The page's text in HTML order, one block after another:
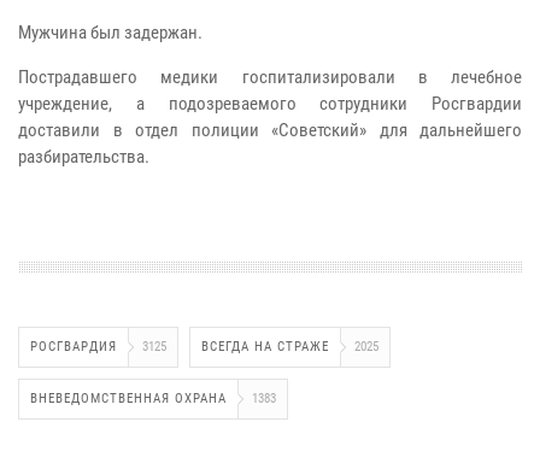
Мужчина был задержан.
Пострадавшего медики госпитализировали в лечебное
учреждение, а подозреваемого сотрудники Росгвардии
доставили в отдел полиции «Советский» для дальнейшего
разбирательства.
РОСГВАРДИЯ 3125 ВСЕГДА НА СТРАЖЕ 2025
ВНЕВЕДОМСТВЕННАЯ ОХРАНА 1383